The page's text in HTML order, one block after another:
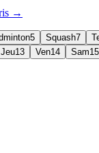
→
5 Squash7
Jeu13 Ven14 Sam15